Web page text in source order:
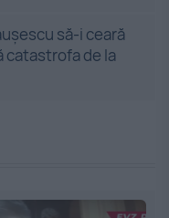
să-i ceară
catastrofa de la